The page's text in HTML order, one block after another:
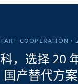
COOPERATION ·
，选择 20
国产替代方案